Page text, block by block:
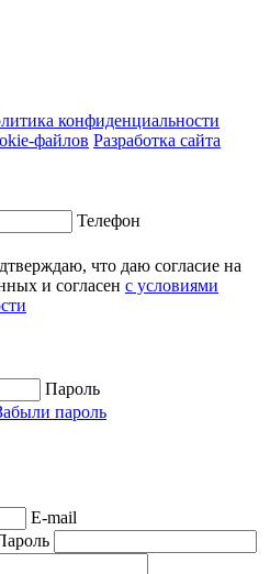
конфиденциальности
файлов Разработка сайта
Телефон
что даю согласие на
и согласен с условиями
Пароль
пароль
E-mail